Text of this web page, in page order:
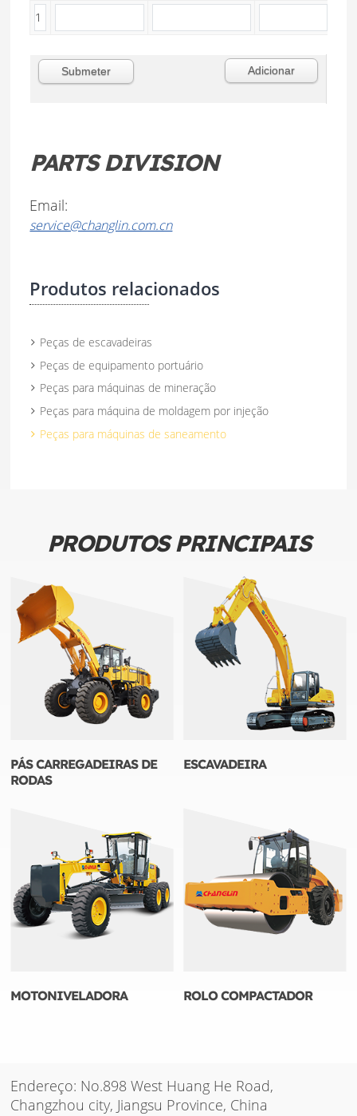
PARTS DIVISION
Email:
service@changlin.com.cn
Produtos relacionados
Peças de escavadeiras
Peças de equipamento portuário
Peças para máquinas de mineração
Peças para máquina de moldagem por injeção
Peças para máquinas de saneamento
PRODUTOS PRINCIPAIS
PÁS CARREGADEIRAS DE
RODAS
ESCAVADEIRA
MOTONIVELADORA ROLO COMPACTADOR
Endereço: No.898 West Huang He Road,
Changzhou city, Jiangsu Province, China